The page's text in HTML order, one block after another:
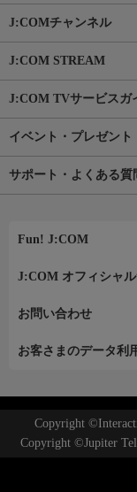
J:COMチャンネル
J:COM STREAM
J:COM TVサービスガ
イベント・プレゼント
サポート・よくある質
Fun! J:COM
J:COM オフィシャル
お問い合わせ
お客さまのデータ利
Copyright
Copyright ©Jupiter